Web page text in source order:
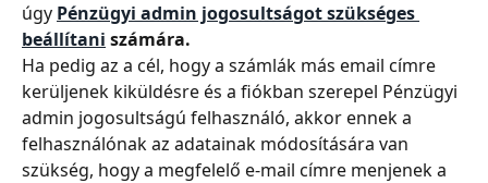
úgy Pénzügyi admin jogosultságot szükséges
beállítani számára.
Ha pedig az a cél, hogy a számlák más email címre
kerüljenek kiküldésre és a fiókban szerepel Pénzügyi
admin jogosultságú felhasználó, akkor ennek a
felhasználónak az adatainak módosítására van
szükség, hogy a megfelelő e-mail címre menjenek a